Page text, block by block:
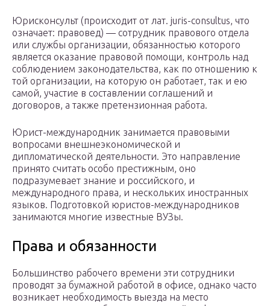
Юрисконсульт (происходит от лат. juris-consultus, что
означает: правовед) — сотрудник правового отдела
или службы организации, обязанностью которого
является оказание правовой помощи, контроль над
соблюдением законодательства, как по отношению к
той организации, на которую он работает, так и ею
самой, участие в составлении соглашений и
договоров, а также претензионная работа.
Юрист-международник занимается правовыми
вопросами внешнеэкономической и
дипломатической деятельности. Это направление
принято считать особо престижным, оно
подразумевает знание и российского, и
международного права, и нескольких иностранных
языков. Подготовкой юристов-международников
занимаются многие известные ВУЗы.
Права и обязанности
Большинство рабочего времени эти сотрудники
проводят за бумажной работой в офисе, однако часто
возникает необходимость выезда на место